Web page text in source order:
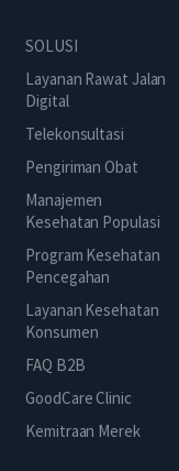
SOLUSI
Layanan Rawat Jalan
Digital
Telekonsultasi
Pengiriman Obat
Manajemen
Kesehatan Populasi
Program Kesehatan
Pencegahan
Layanan Kesehatan
Konsumen
FAQ B2B
GoodCare Clinic
Kemitraan Merek